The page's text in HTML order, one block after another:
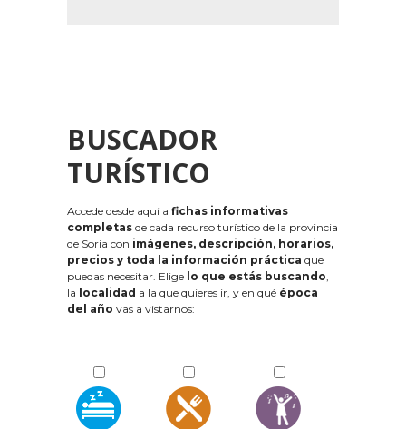
BUSCADOR
TURÍSTICO
Accede desde aquí a fichas informativas
completas de cada recurso turístico de la provincia
de Soria con imágenes, descripción, horarios,
precios y toda la información práctica que
puedas necesitar. Elige lo que estás buscando,
la localidad a la que quieres ir, y en qué época
del año vas a vistarnos: